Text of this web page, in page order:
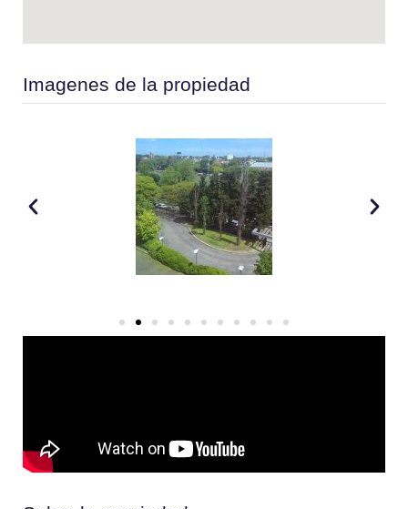
Imagenes de la propiedad